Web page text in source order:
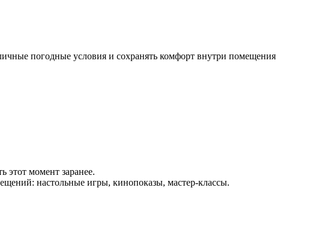
погодные условия и сохранять комфорт внутри помещения
момент заранее.
настольные игры, кинопоказы, мастер-классы.